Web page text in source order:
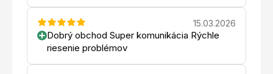
15.03.2026
Dobrý obchod Super komunikácia Rýchle
riesenie problémov